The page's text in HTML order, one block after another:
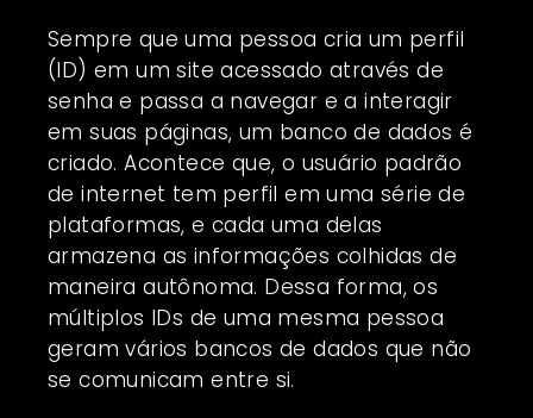
Sempre que uma pessoa cria um perfil
(ID) em um site acessado através de
senha e passa a navegar e a interagir
em suas páginas, um banco de dados é
criado. Acontece que, o usuário padrão
de internet tem perfil em uma série de
plataformas, e cada uma delas
armazena as informações colhidas de
maneira autônoma. Dessa forma, os
múltiplos IDs de uma mesma pessoa
geram vários bancos de dados que não
se comunicam entre si.